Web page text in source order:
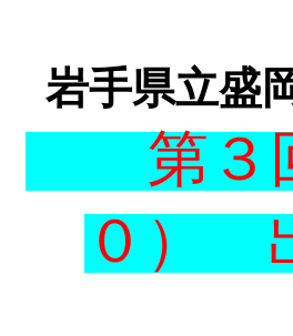
岩手県立盛
第３回
０）